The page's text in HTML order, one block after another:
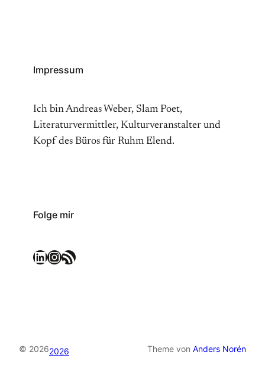
Impressum
Ich bin Andreas Weber, Slam Poet,
Literaturvermittler, Kulturveranstalter und
Kopf des Büros für Ruhm Elend.
Folge mir
LinkedIn Instagram RSS-Feed
© 20262026 Theme von Anders Norén